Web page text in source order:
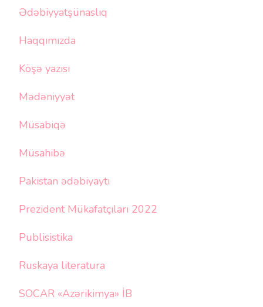
Ədəbiyyatşünaslıq
Haqqımızda
Köşə yazısı
Mədəniyyət
Müsabiqə
Müsahibə
Pakistan ədəbiyaytı
Prezident Mükafatçıları 2022
Publisistika
Ruskaya literatura
SOCAR «Azərikimya» İB